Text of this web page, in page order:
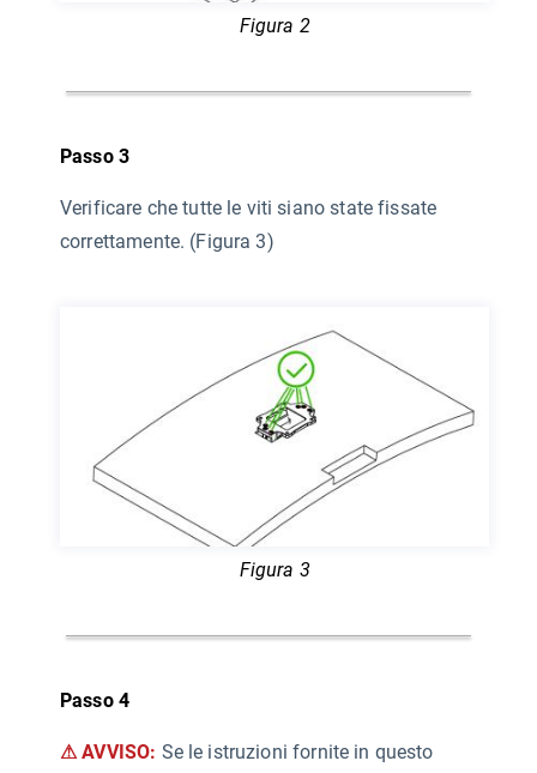
Figura 2
Passo 3
Verificare che tutte le viti siano state fissate
correttamente. (Figura 3)
Figura 3
Passo 4
⚠ AVVISO: Se le istruzioni fornite in questo